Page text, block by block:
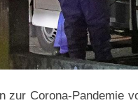
zur Corona-Pandemie